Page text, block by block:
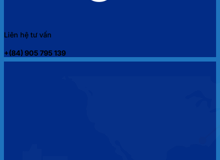
Liên hệ tư vấn
+(84) 905 795 139